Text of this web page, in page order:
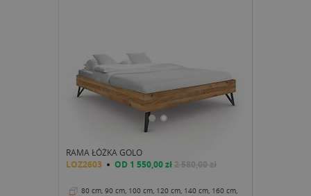
RAMA ŁÓŻKA GOLO
LOZ2603 OD 1 550,00 zł 2 580,00 zł
80 cm, 90 cm, 100 cm, 120 cm, 140 cm, 160 cm,